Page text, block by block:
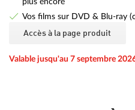
Vos films sur DVD & Blu-ray
Accès à la page produit
Valable jusqu'au 7 septembre